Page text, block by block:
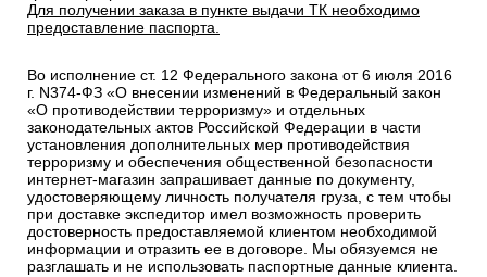
Для получении заказа в пункте выдачи ТК необходимо
предоставление паспорта.
Во исполнение ст. 12 Федерального закона от 6 июля 2016
г. N374-ФЗ «О внесении изменений в Федеральный закон
«О противодействии терроризму» и отдельных
законодательных актов Российской Федерации в части
установления дополнительных мер противодействия
терроризму и обеспечения общественной безопасности
интернет-магазин запрашивает данные по документу,
удостоверяющему личность получателя груза, с тем чтобы
при доставке экспедитор имел возможность проверить
достоверность предоставляемой клиентом необходимой
информации и отразить ее в договоре. Мы обязуемся не
разглашать и не использовать паспортные данные клиента.